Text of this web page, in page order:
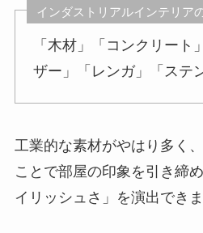
インダストリアルインテリア
「木材」「コンクリート
ザー」「レンガ」「ステ
工業的な素材がやはり多く
ことで部屋の印象を引き締
イリッシュさ」を演出できま